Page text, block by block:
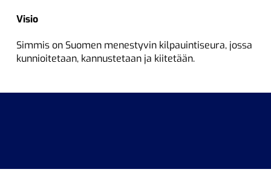
Visio
Simmis on Suomen menestyvin kilpauintiseura, jossa
kunnioitetaan, kannustetaan ja kiitetään.